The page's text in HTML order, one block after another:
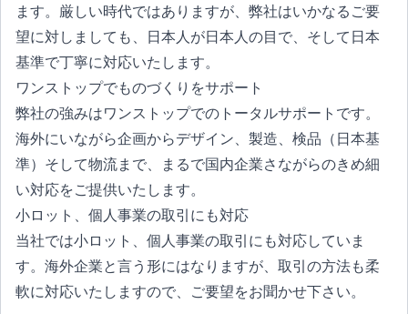
ます。厳しい時代ではありますが、弊社はいかなるご要
望に対しましても、日本人が日本人の目で、そして日本
基準で丁寧に対応いたします。
ワンストップでものづくりをサポート
弊社の強みはワンストップでのトータルサポートです。
海外にいながら企画からデザイン、製造、検品（日本基
準）そして物流まで、まるで国内企業さながらのきめ細
い対応をご提供いたします。
小ロット、個人事業の取引にも対応
当社では小ロット、個人事業の取引にも対応していま
す。海外企業と言う形にはなりますが、取引の方法も柔
軟に対応いたしますので、ご要望をお聞かせ下さい。